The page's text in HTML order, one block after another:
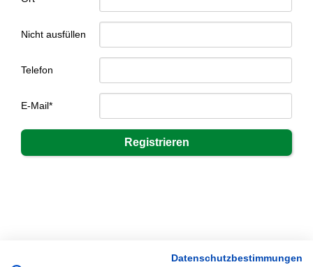
Nicht ausfüllen
Telefon
E-Mail*
Datenschutzbestimmungen